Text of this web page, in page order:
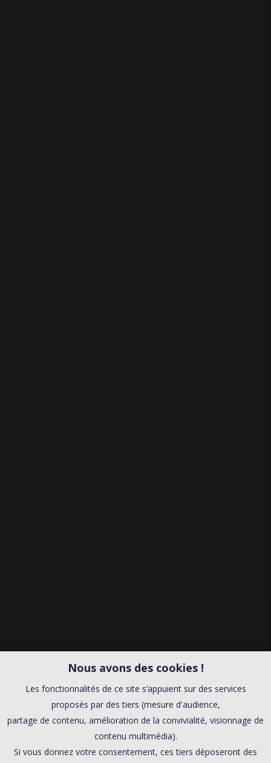
Nous avons des cookies !
Les fonctionnalités de ce site s’appuient sur des services
proposés par des tiers (mesure d'audience,
partage de contenu, amélioration de la convivialité, visionnage de
contenu multimédia).
Si vous donnez votre consentement, ces tiers déposeront des